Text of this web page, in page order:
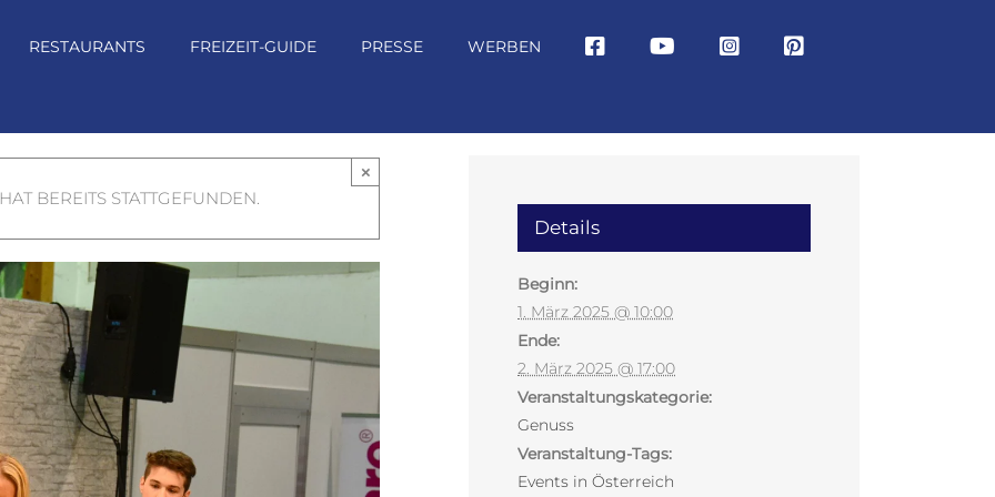
RESTAURANTS FREIZEIT-GUIDE PRESSE WERBEN
BEREITS STATTGEFUNDEN.
×
Details
Beginn:
1. März 2025 @ 10:00
Ende:
2. März 2025 @ 17:00
Veranstaltungskategorie:
Genuss
Veranstaltung-Tags:
Events in Österreich